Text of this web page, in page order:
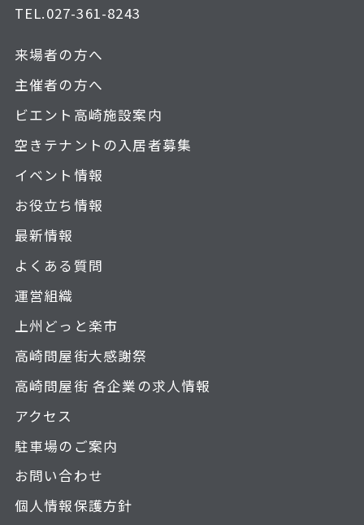
TEL.027-361-8243
来場者の方へ
主催者の方へ
ビエント高崎施設案内
空きテナントの入居者募集
イベント情報
お役立ち情報
最新情報
よくある質問
運営組織
上州どっと楽市
高崎問屋街大感謝祭
高崎問屋街 各企業の求人情報
アクセス
駐車場のご案内
お問い合わせ
個人情報保護方針